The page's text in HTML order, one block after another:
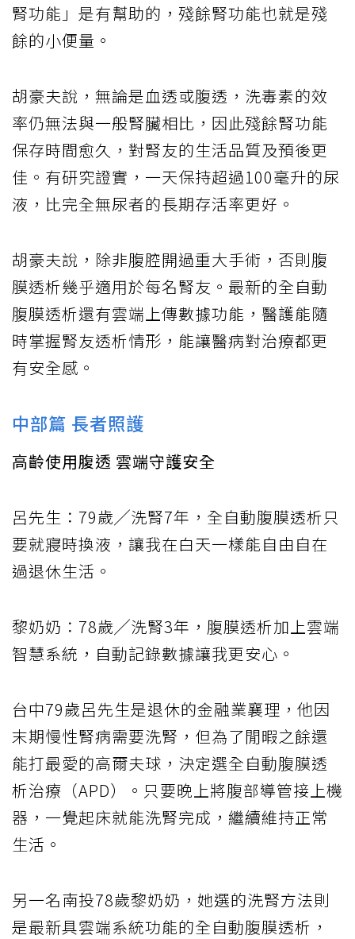
腎功能」是有幫助的，殘餘腎功能也就是殘
餘的小便量。
胡豪夫說，無論是血透或腹透，洗毒素的效
率仍無法與一般腎臟相比，因此殘餘腎功能
保存時間愈久，對腎友的生活品質及預後更
佳。有研究證實，一天保持超過100毫升的尿
液，比完全無尿者的長期存活率更好。
胡豪夫說，除非腹腔開過重大手術，否則腹
膜透析幾乎適用於每名腎友。最新的全自動
腹膜透析還有雲端上傳數據功能，醫護能隨
時掌握腎友透析情形，能讓醫病對治療都更
有安全感。
中部篇 長者照護
高齡使用腹透 雲端守護安全
呂先生：79歲╱洗腎7年，全自動腹膜透析只
要就寢時換液，讓我在白天一樣能自由自在
過退休生活。
黎奶奶：78歲╱洗腎3年，腹膜透析加上雲端
智慧系統，自動記錄數據讓我更安心。
台中79歲呂先生是退休的金融業襄理，他因
末期慢性腎病需要洗腎，但為了閒暇之餘還
能打最愛的高爾夫球，決定選全自動腹膜透
析治療（APD）。只要晚上將腹部導管接上機
器，一覺起床就能洗腎完成，繼續維持正常
生活。
另一名南投78歲黎奶奶，她選的洗腎方法則
是最新具雲端系統功能的全自動腹膜透析，